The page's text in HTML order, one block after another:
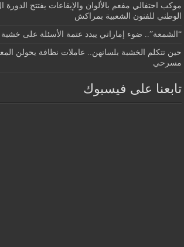
الوطني للفنون الشعبية بمراكش
“الشمعة”.. ضوء إماراتي يبدد عتمة الأسئلة على خشبة
حين تتكلم الخشبة بلسانهن.. عاملات نظافة يحولن
مسرحي
تابعنا على فيسبوك